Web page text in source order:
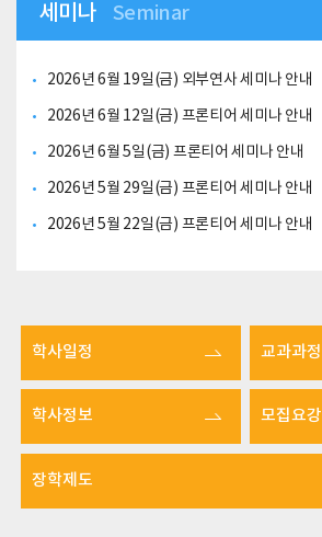
세미나 Seminar
2026년 6월 19일(금) 외부연사 세미나 안내
2026년 6월 12일(금) 프론티어 세미나 안내
2026년 6월 5일(금) 프론티어 세미나 안내
2026년 5월 29일(금) 프론티어 세미나 안내
2026년 5월 22일(금) 프론티어 세미나 안내
학사일정 교과과정
학사정보 모집요강
장학제도